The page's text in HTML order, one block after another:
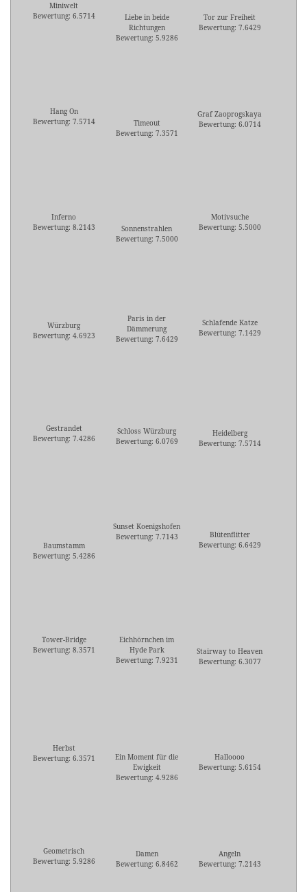
Miniwelt
Bewertung: 6.5714
Liebe in beide
Richtungen
Bewertung: 5.9286
Tor zur Freiheit
Bewertung: 7.6429
Hang On
Bewertung: 7.5714
Timeout
Bewertung: 7.3571
Graf Zaoprogskaya
Bewertung: 6.0714
Inferno
Bewertung: 8.2143
Sonnenstrahlen
Bewertung: 7.5000
Motivsuche
Bewertung: 5.5000
Würzburg
Bewertung: 4.6923
Paris in der
Dämmerung
Bewertung: 7.6429
Schlafende Katze
Bewertung: 7.1429
Gestrandet
Bewertung: 7.4286
Schloss Würzburg
Bewertung: 6.0769
Heidelberg
Bewertung: 7.5714
Baumstamm
Bewertung: 5.4286
Sunset Koenigshofen
Bewertung: 7.7143
Blütenflitter
Bewertung: 6.6429
Tower-Bridge
Bewertung: 8.3571
Eichhörnchen im
Hyde Park
Bewertung: 7.9231
Stairway to Heaven
Bewertung: 6.3077
Herbst
Bewertung: 6.3571
Ein Moment für die
Ewigkeit
Bewertung: 4.9286
Halloooo
Bewertung: 5.6154
Geometrisch
Bewertung: 5.9286
Damen
Bewertung: 6.8462
Angeln
Bewertung: 7.2143